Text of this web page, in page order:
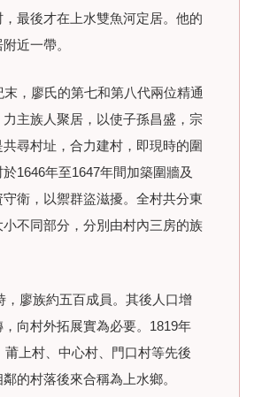
，最後才在上水雙魚河定居。他的
近一帶。
末，廖氏的第七和第八代兩位精通
主族人聚居，以使子孫昌盛，宗
尋村址，合力建村，即現時的圍
1646年至1647年間加築圍牆及
衛，以禦群盜滋擾。全村共分東
不同部分，分別由村內三房的族
，廖族約五百成員。其後人口增
向村外拓展實為必要。1819年
莆上村、中心村、門口村等先後
的村落後來合稱為上水鄉。